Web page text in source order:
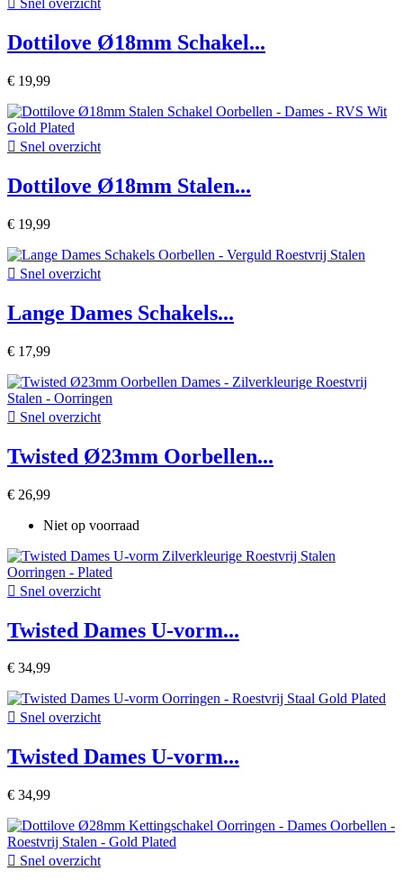
Snel overzicht
Dottilove Ø18mm Schakel...
€ 19,99
 Snel overzicht
Dottilove Ø18mm Stalen...
€ 19,99
 Snel overzicht
Lange Dames Schakels...
€ 17,99
 Snel overzicht
Twisted Ø23mm Oorbellen...
€ 26,99
Niet op voorraad
 Snel overzicht
Twisted Dames U-vorm...
€ 34,99
 Snel overzicht
Twisted Dames U-vorm...
€ 34,99
 Snel overzicht